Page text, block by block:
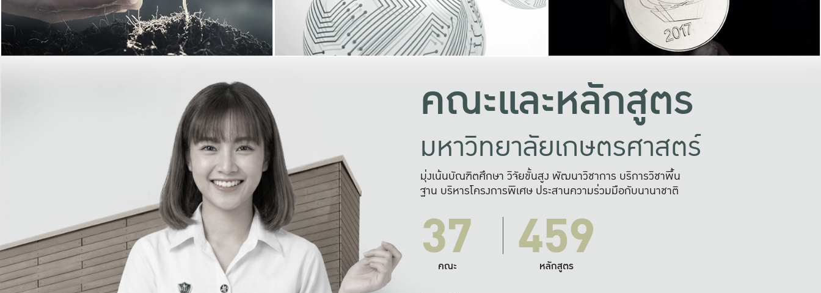
คณะและหลักสูตร
มหาวิทยาลัยเกษตรศาสตร์
มุ่งเน้นบัณฑิตศึกษา วิจัยขั้นสูง พัฒนาวิชาการ บริการวิชาพื้น
ฐาน บริหารโครงการพิเศษ ประสานความร่วมมือกับนานาชาติ
37
คณะ 459
หลักสูตร